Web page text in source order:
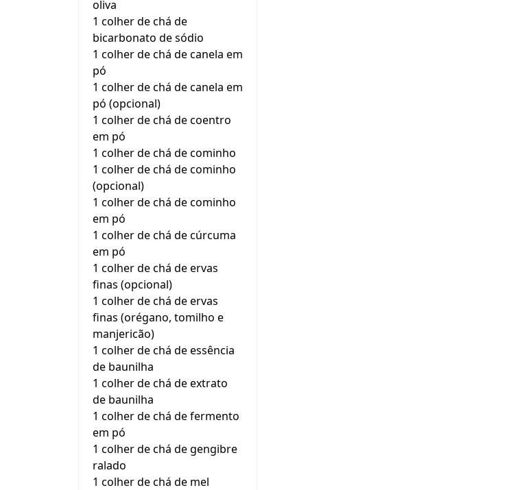
oliva
1 colher de chá de
bicarbonato de sódio
1 colher de chá de canela em
pó
1 colher de chá de canela em
pó (opcional)
1 colher de chá de coentro
em pó
1 colher de chá de cominho
1 colher de chá de cominho
(opcional)
1 colher de chá de cominho
em pó
1 colher de chá de cúrcuma
em pó
1 colher de chá de ervas
finas (opcional)
1 colher de chá de ervas
finas (orégano, tomilho e
manjericão)
1 colher de chá de essência
de baunilha
1 colher de chá de extrato
de baunilha
1 colher de chá de fermento
em pó
1 colher de chá de gengibre
ralado
1 colher de chá de mel